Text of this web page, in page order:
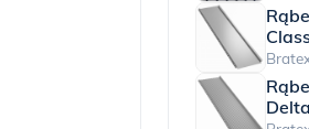
Delta